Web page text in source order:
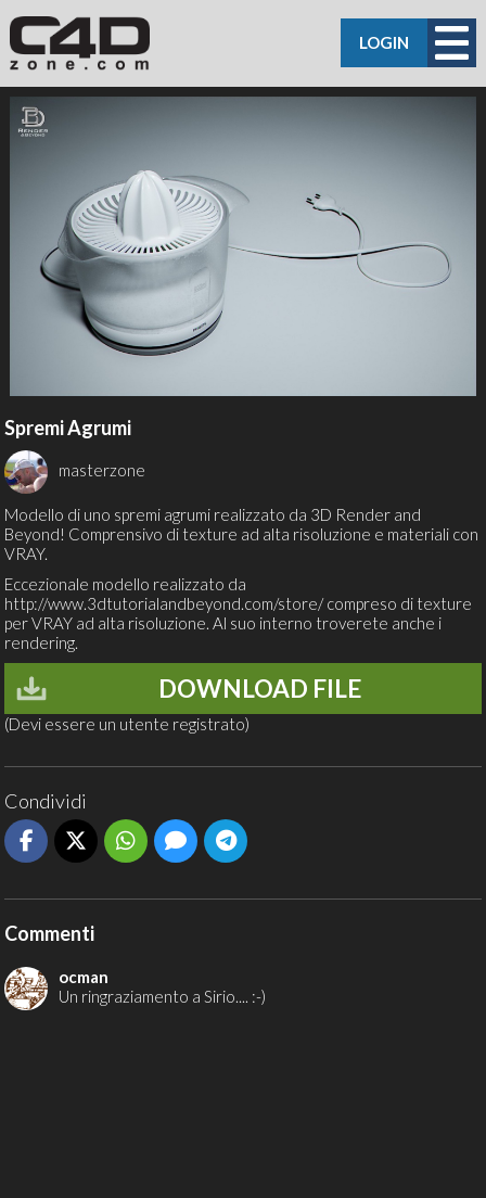
LOGIN
Spremi Agrumi
masterzone
Modello di uno spremi agrumi realizzato da 3D Render and
Beyond! Comprensivo di texture ad alta risoluzione e materiali con
VRAY.
Eccezionale modello realizzato da
http://www.3dtutorialandbeyond.com/store/compreso di texture
per VRAY ad alta risoluzione. Al suo interno troverete anche i
rendering.
DOWNLOAD FILE
(Devi essere un utente registrato)
Condividi
Commenti
ocman
Un ringraziamento a Sirio.... :-)